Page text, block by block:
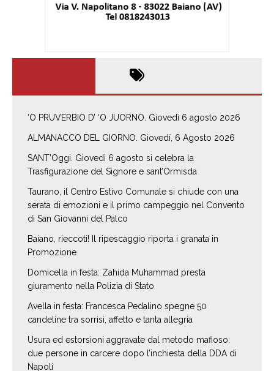
‘O PRUVERBIO D’ ‘O JUORNO. Giovedì 6 agosto 2026
ALMANACCO DEL GIORNO. Giovedí, 6 Agosto 2026
SANT’Oggi. Giovedì 6 agosto si celebra la
Trasfigurazione del Signore e sant’Ormisda
Taurano, il Centro Estivo Comunale si chiude con una
serata di emozioni e il primo campeggio nel Convento
di San Giovanni del Palco
Baiano, rieccoti! Il ripescaggio riporta i granata in
Promozione
Domicella in festa: Zahida Muhammad presta
giuramento nella Polizia di Stato
Avella in festa: Francesca Pedalino spegne 50
candeline tra sorrisi, affetto e tanta allegria
Usura ed estorsioni aggravate dal metodo mafioso:
due persone in carcere dopo l’inchiesta della DDA di
Napoli